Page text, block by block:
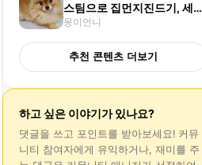
스팀으로 집먼지진드기, 세균
박멸하기
몽이언니
추천 콘텐츠 더보기
하고 싶은 이야기가 있나요?
댓글을 쓰고 포인트를 받아보세요! 커뮤
니티 참여자에게 유익하거나, 재미를 주